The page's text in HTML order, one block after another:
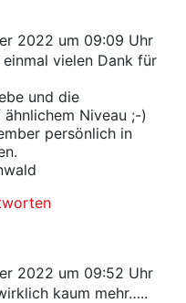
2022 um 09:09 Uhr
vielen Dank für
und die
Niveau ;-)
persönlich in
2022 um 09:52 Uhr
kaum mehr…..